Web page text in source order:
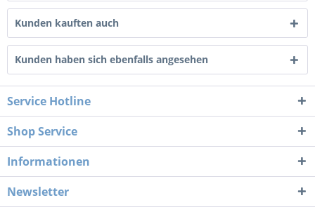
Kunden kauften auch
Kunden haben sich ebenfalls angesehen
Service Hotline
Shop Service
Informationen
Newsletter